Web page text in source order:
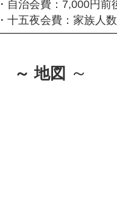
・自治会費：7,000円前
・十五夜会費：家族人
～ 地図 ～